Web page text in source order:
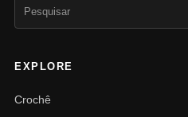
EXPLORE
Crochê